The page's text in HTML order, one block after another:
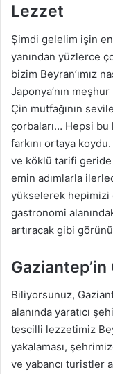
Lezzet
Şimdi gelelim işin en
yanından yüzlerce
bizim Beyran’ımız
Japonya’nın
Çin mutfağının
çorbaları… Hepsi
farkını ortaya
ve köklü tarifi
emin adımlarla
yükselerek hepimizi
gastronomi
artıracak gibi
Biliyorsunuz,
alanında yaratıcı
tescilli lezzetimiz
yakalaması,
ve yabancı turistler